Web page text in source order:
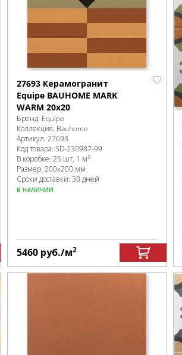
27693 Керамогранит
Equipe BAUHOME MARK
WARM 20x20
Бренд: Equipe
Коллекция: Bauhome
Артикул:27693
Код товара:SD-230987-99
В коробке:25 шт, 1 м2
Размер:200x200 мм
Сроки доставки: 30 дней
в наличии
5460 руб./м2